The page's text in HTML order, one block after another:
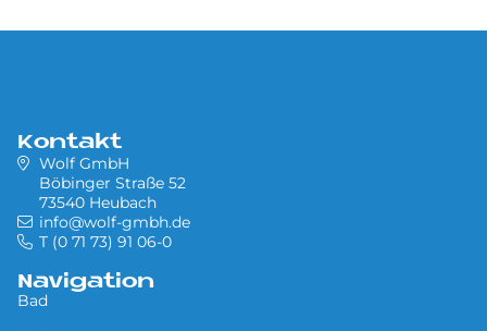
Kontakt
Wolf GmbH
Böbinger Straße 52
73540 Heubach
info@wolf-gmbh.de
T (0 71 73) 91 06-0
Navigation
Bad